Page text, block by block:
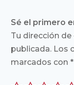
Sé el primero
Tu dirección
publicada. Los
marcados con*